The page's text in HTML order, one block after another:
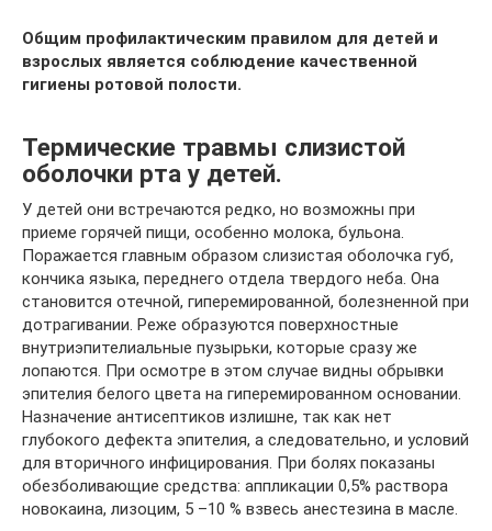
Общим профилактическим правилом для детей и
взрослых является соблюдение качественной
гигиены ротовой полости.
Термические травмы слизистой
оболочки рта у детей.
У детей они встречаются редко, но возможны при
приеме горячей пищи, особенно молока, бульона.
Поражается главным образом слизистая оболочка губ,
кончика языка, переднего отдела твердого неба. Она
становится отечной, гиперемированной, болезненной при
дотрагивании. Реже образуются поверхностные
внутриэпителиальные пузырьки, которые сразу же
лопаются. При осмотре в этом случае видны обрывки
эпителия белого цвета на гиперемированном основании.
Назначение антисептиков излишне, так как нет
глубокого дефекта эпителия, а следовательно, и условий
для вторичного инфицирования. При болях показаны
обезболивающие средства: аппликации 0,5% раствора
новокаина, лизоцим, 5 –10 % взвесь анестезина в масле.